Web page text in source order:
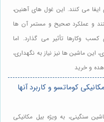
می کنند. این غول های آهنین،
و عملکرد صحیح و مستمر آن ها
وکارها تأثیر می گذارد. اما
این ماشین ها نیز نیاز به نگهداری،
و خرید
کوماتسو و کاربرد آنها
سنگینی، به ویژه بیل مکانیکی